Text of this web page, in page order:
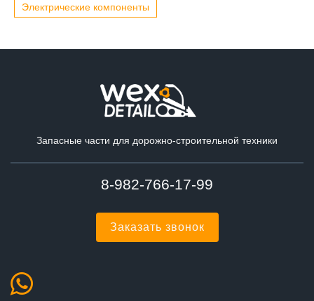
Электрические компоненты
Запасные части для дорожно-строительной техники
8-982-766-17-99
Заказать звонок